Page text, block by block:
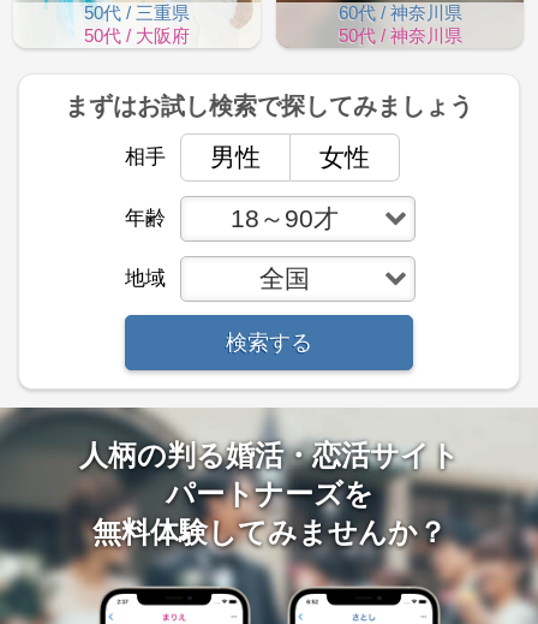
50代 / 三重県
50代 / 大阪府
60代 / 神奈川県
50代 / 神奈川県
まずはお試し検索で探してみましょう
相手 男性 女性
年齢 18～90才
地域 全国
検索する
人柄の判る婚活・恋活サイト
パートナーズを
無料体験してみませんか？